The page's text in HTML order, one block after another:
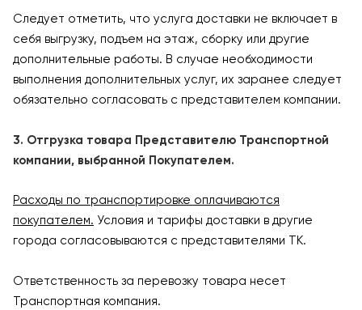
Следует отметить, что услуга доставки не включает в
себя выгрузку, подъем на этаж, сборку или другие
дополнительные работы. В случае необходимости
выполнения дополнительных услуг, их заранее следует
обязательно согласовать с представителем компании.
3. Отгрузка товара Представителю Транспортной
компании, выбранной Покупателем.
Расходы по транспортировке оплачиваются
покупателем. Условия и тарифы доставки в другие
города согласовываются с представителями ТК.
Ответственность за перевозку товара несет
Транспортная компания.